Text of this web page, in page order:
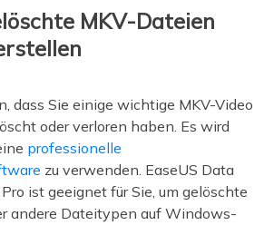
MKV-Dateien
dass Sie einige wichtige MKV-Video
oder verloren haben. Es wird
professionelle
zu verwenden. EaseUS Data
ist geeignet für Sie, um gelöschte
andere Dateitypen auf Windows-